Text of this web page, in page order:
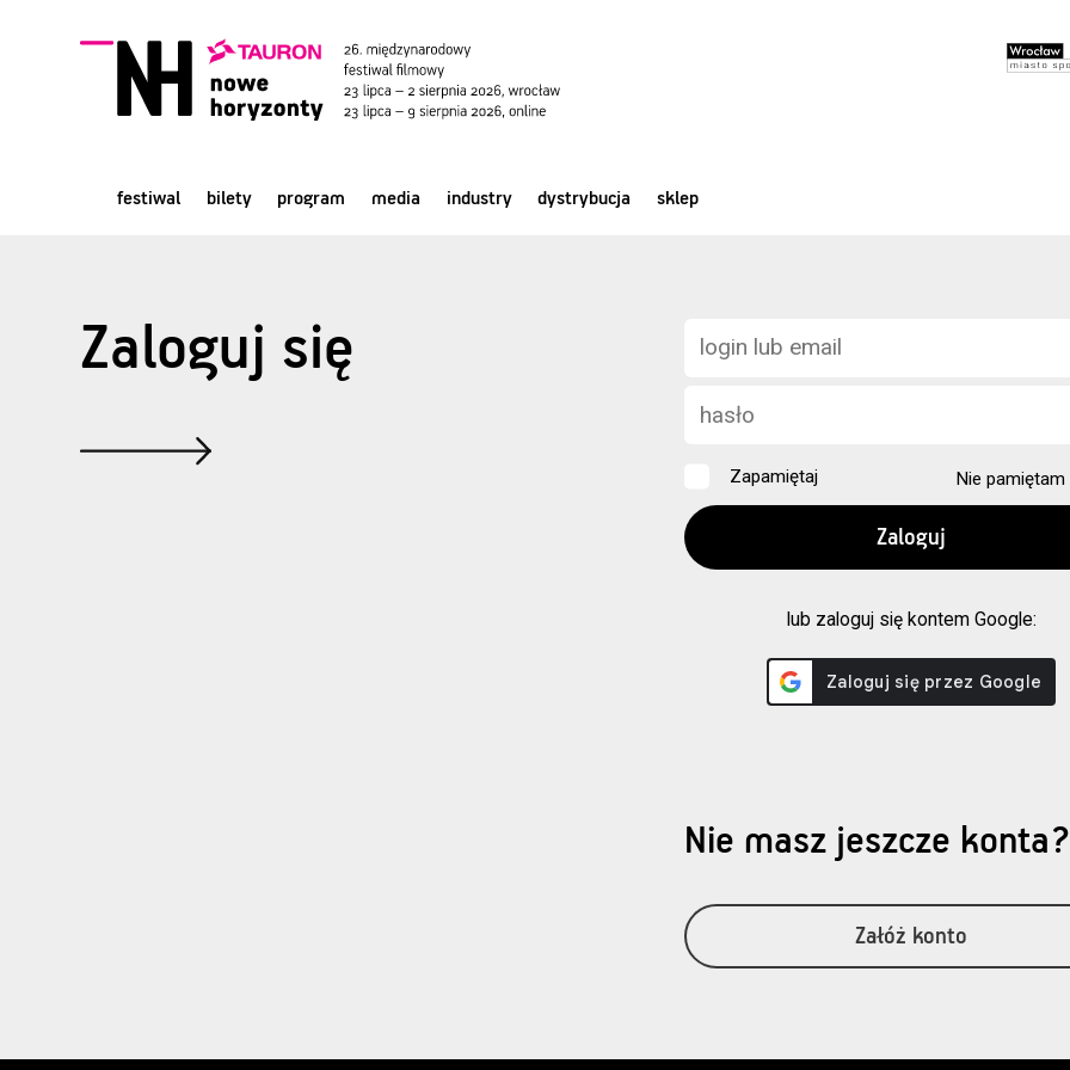
festiwal bilety program media industry dystrybucja sklep
Zaloguj się
Zapamiętaj Nie pamiętam
lub zaloguj się kontem Google:
Nie masz jeszcze konta?
Załóż konto